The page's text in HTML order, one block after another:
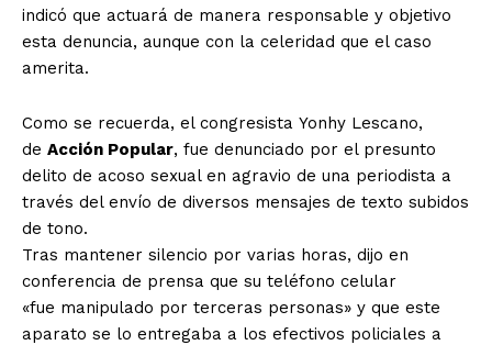
indicó que actuará de manera responsable y objetivo
esta denuncia, aunque con la celeridad que el caso
amerita.
Como se recuerda, el congresista Yonhy Lescano,
de Acción Popular, fue denunciado por el presunto
delito de acoso sexual en agravio de una periodista a
través del envío de diversos mensajes de texto subidos
de tono.
Tras mantener silencio por varias horas, dijo en
conferencia de prensa que su teléfono celular
«fue manipulado por terceras personas» y que este
aparato se lo entregaba a los efectivos policiales a